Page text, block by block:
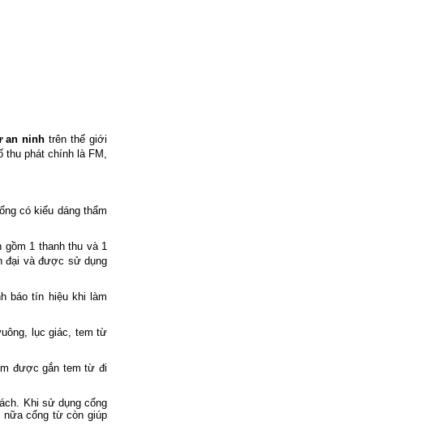
an ninh trên thế giới
thu phát chính là FM,
có kiểu dáng thẩm
gồm 1 thanh thu và 1
đại và được sử dụng
báo tín hiệu khi làm
lục giác, tem từ
được gắn tem từ đi
Khi sử dụng cổng
nữa cổng từ còn giúp